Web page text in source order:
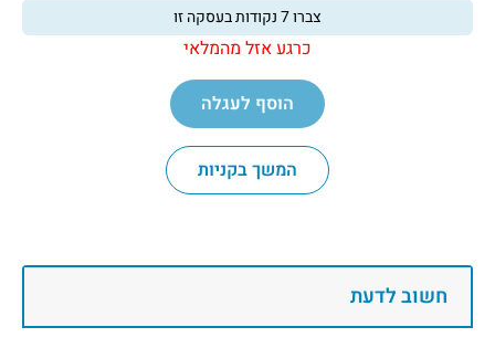
צברו7נקודות בעסקה זו
כרגע אזל מהמלאי
הוסף לעגלה
המשך בקניות
חשוב לדעת